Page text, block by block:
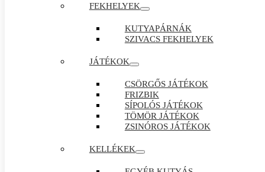
FEKHELYEK
KUTYAPÁRNÁK
SZIVACS FEKHELYEK
JÁTÉKOK
CSÖRGŐS JÁTÉKOK
FRIZBIK
SÍPOLÓS JÁTÉKOK
TÖMÖR JÁTÉKOK
ZSINÓROS JÁTÉKOK
KELLÉKEK